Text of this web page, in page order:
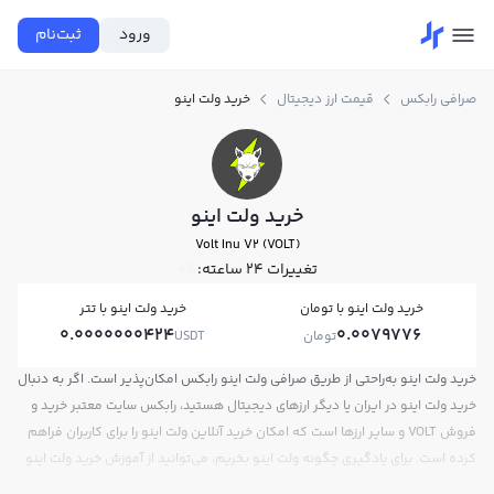
ورود ثبت‌نام
صرافی رابکس قیمت ارز دیجیتال خرید ولت اینو
خرید ولت اینو
Volt Inu V2 (VOLT)
تغییرات ۲۴ ساعته: 0%
خرید ولت اینو با تومان
0.0079776تومان
خرید ولت اینو با تتر
0.0000000424USDT
خرید ولت اینو به‌راحتی از طریق صرافی ولت اینو رابکس امکان‌پذیر است. اگر به دنبال
خرید ولت اینو در ایران یا دیگر ارزهای دیجیتال هستید، رابکس سایت معتبر خرید و
فروش VOLT و سایر ارزها است که امکان خرید آنلاین ولت اینو را برای کاربران فراهم
کرده است. برای یادگیری چگونه ولت اینو بخریم، می‌توانید از آموزش خرید ولت اینو